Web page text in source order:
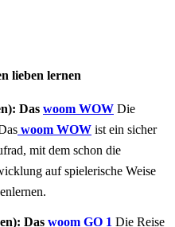
lieben lernen
Das woom WOW Die
woom WOW ist ein sicher
mit dem schon die
auf spielerische Weise
Das woom GO 1 Die Reise